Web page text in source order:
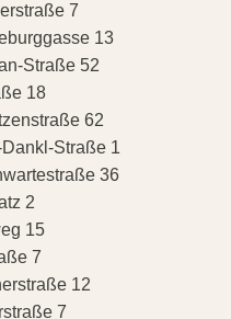
7
13
Straße 52
18
62
Straße 1
36
2
15
7
12
7